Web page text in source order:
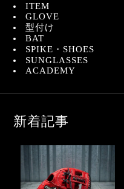
ITEM
GLOVE
型付け
BAT
SPIKE・SHOES
SUNGLASSES
ACADEMY
新着記事